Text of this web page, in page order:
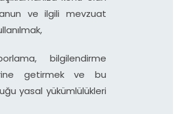
ve ilgili mevzuat
bilgilendirme
getirmek ve bu
yasal yükümlülükleri